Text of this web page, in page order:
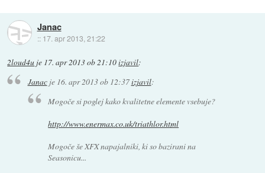
Janac
:: 17. apr 2013, 21:22
2loud4u je 17. apr 2013 ob 21:10izjavil:
Janacje 16. apr 2013 ob 12:37izjavil:
Mogoče si poglej kako kvalitetne elemente vsebuje?
http://www.enermax.co.uk/triathlor.html
Mogoče še XFX napajalniki, ki so bazirani na
Seasonicu...